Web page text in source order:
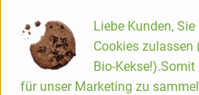
– In warmen Gemüsepfannen
– Pur als kleiner Snack
– Mit etwas Zitronensaft oder
Liebe Kunden,
Cookies zulassen
Bio-
für unser Marketing zu